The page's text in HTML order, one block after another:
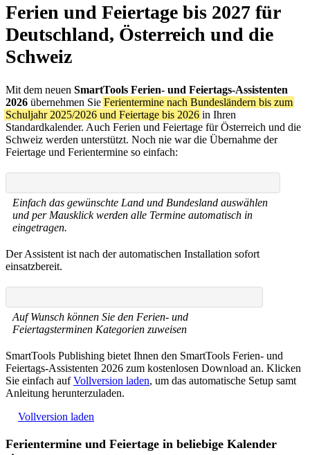
Ferien und Feiertage bis 2027 für
Deutschland, Österreich und die
Schweiz
Mit dem neuen SmartTools Ferien- und Feiertags-Assistenten
2026 übernehmen Sie Ferientermine nach Bundesländern bis zum
Schuljahr 2025/2026 und Feiertage bis 2026 in Ihren
Standardkalender. Auch Ferien und Feiertage für Österreich und die
Schweiz werden unterstützt. Noch nie war die Übernahme der
Feiertage und Ferientermine so einfach:
Einfach das gewünschte Land und Bundesland auswählen
und per Mausklick werden alle Termine automatisch in
eingetragen.
Der Assistent ist nach der automatischen Installation sofort
einsatzbereit.
Auf Wunsch können Sie den Ferien- und
Feiertagsterminen Kategorien zuweisen
SmartTools Publishing bietet Ihnen den SmartTools Ferien- und
Feiertags-Assistenten 2026 zum kostenlosen Download an. Klicken
Sie einfach aufVollversion laden, um das automatische Setup samt
Anleitung herunterzuladen.
Vollversion laden
Ferientermine und Feiertage in beliebige Kalender